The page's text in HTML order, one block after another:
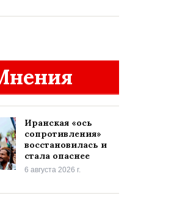
Иранская «ось
сопротивления»
восстановилась и
стала опаснее
6 августа 2026 г.